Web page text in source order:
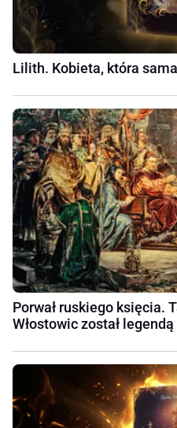
Lilith. Kobieta, która
Porwał ruskiego księcia.
Włostowic został legendą